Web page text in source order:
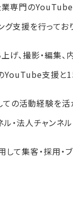
業専門の
支援を行ってお
げ、撮影・編集
YouTube支援と
活動経験を活
・法人チャンネ
て集客・採用・